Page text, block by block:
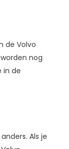
de Volvo
nog
in de
Als je